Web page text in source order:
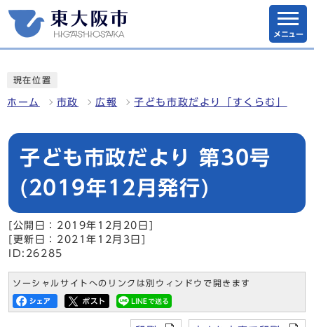
メニュー
現在位置
ホーム 市政 広報 子ども市政だより「すくらむ」
子ども市政だより 第30号
(2019年12月発行)
[公開日：2019年12月20日]
[更新日：2021年12月3日]
ID:26285
ソーシャルサイトへのリンクは別ウィンドウで開きます